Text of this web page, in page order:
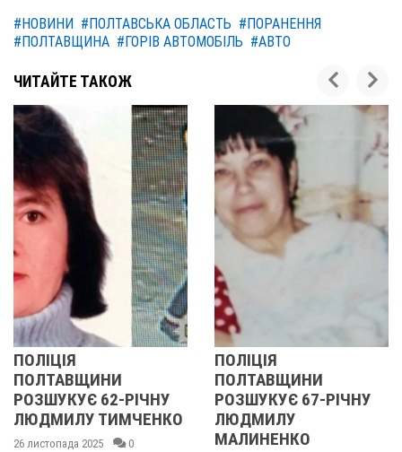
#НОВИНИ #ПОЛТАВСЬКА ОБЛАСТЬ #ПОРАНЕННЯ
#ПОЛТАВЩИНА #ГОРІВ АВТОМОБІЛЬ #АВТО
ЧИТАЙТЕ ТАКОЖ
ПОЛІЦІЯ
ПОЛТАВЩИНИ
РОЗШУКУЄ 62-РІЧНУ
ЛЮДМИЛУ ТИМЧЕНКО
26 листопада 2025 0
ПОЛІЦІЯ
ПОЛТАВЩИНИ
РОЗШУКУЄ 67-РІЧНУ
ЛЮДМИЛУ
МАЛИНЕНКО